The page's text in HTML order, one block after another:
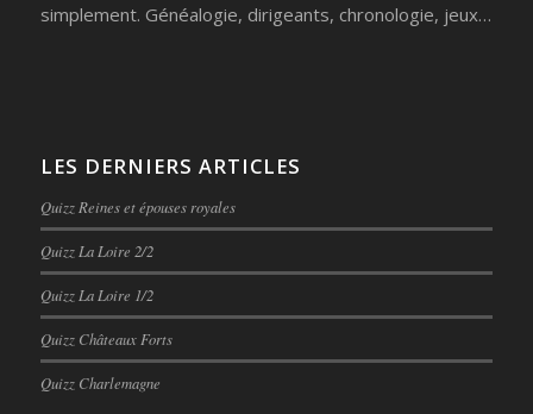
simplement. Généalogie, dirigeants, chronologie, jeux…
LES DERNIERS ARTICLES
Quizz Reines et épouses royales
Quizz La Loire 2/2
Quizz La Loire 1/2
Quizz Châteaux Forts
Quizz Charlemagne